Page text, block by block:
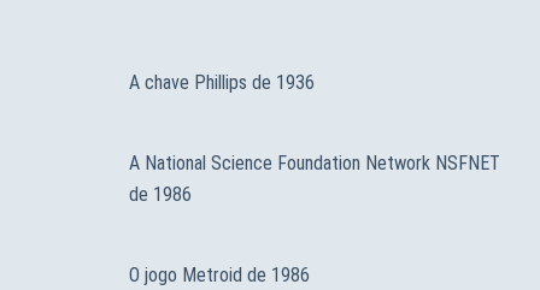
A chave Phillips de 1936
A National Science Foundation Network NSFNET
de 1986
O jogo Metroid de 1986